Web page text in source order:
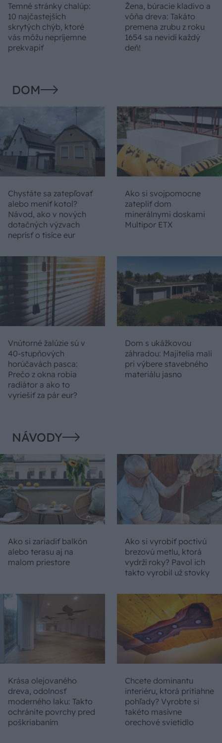
Temné stránky chalúp:
10 najčastejších
skrytých chýb, ktoré
vás môžu nepríjemne
prekvapiť
Žena, búracie kladivo a
vôňa dreva: Takáto
premena zrubu z roku
1654 sa nevidí každý
deň!
DOM
Chystáte sa zatepľovať
alebo meniť kotol?
Návod, ako v nových
dotačných výzvach
neprísť o tisíce eur
Ako si svojpomocne
zatepliť dom
minerálnymi doskami
Multipor ETX
Vnútorné žalúzie sú v
40-stupňových
horúčavách pasca:
Prečo z okna robia
radiátor a ako to
vyriešiť za pár eur?
Dom s ukážkovou
záhradou: Majitelia mali
pri výbere stavebného
materiálu jasno
NÁVODY
Ako si zariadiť balkón
alebo terasu aj na
malom priestore
Ako si vyrobiť poctivú
brezovú metlu, ktorá
vydrží roky? Pavol ich
takto vyrobil už stovky
Krása olejovaného
dreva, odolnosť
moderného laku: Takto
ochránite povrchy pred
poškriabaním
Chcete dominantu
interiéru, ktorá pritiahne
pohľady? Vyrobte si
takéto masívne
orechové svietidlo